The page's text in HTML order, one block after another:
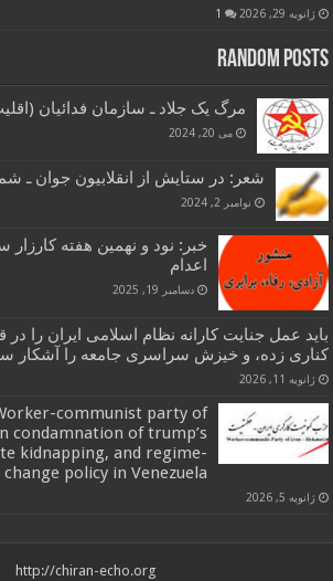
ژانویه 29, 2026 1
Random Posts
مرگ یک جلاد ـ سازمان فدائیان
می 20, 2024
شعر: در ستایش از انقلابیون جوان ـ
نوامبر 2, 2024
خبر: نود و نهمین هفته کارزار
اعدام
دسامبر 19, 2025
باید عمل جنایت کارانه نظام اسلامی ایران را
کناری زده، و خیزش سراسری جامعه را آشکار
ژانویه 11, 2026
communist party of
condamnation of trump’s
kidnapping, and regime-
change policy in Venezuela
ژانویه 5, 2026
http://chiran-echo.org